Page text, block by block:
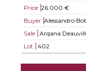
Price 26.000 €
Buyer Alessandro
Sale
Arqana
Lot
402